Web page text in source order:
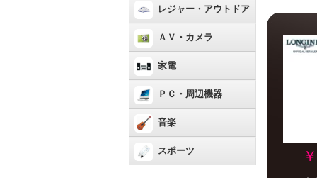
レジャー・アウトドア
ＡＶ・カメラ
家電
ＰＣ・周辺機器
音楽
スポーツ